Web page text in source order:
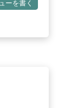
ーを書く